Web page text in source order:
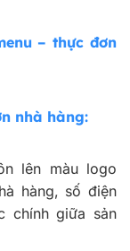
– thực đơn
nhà hàng:
lên màu logo
hàng, số điện
chính giữa sản